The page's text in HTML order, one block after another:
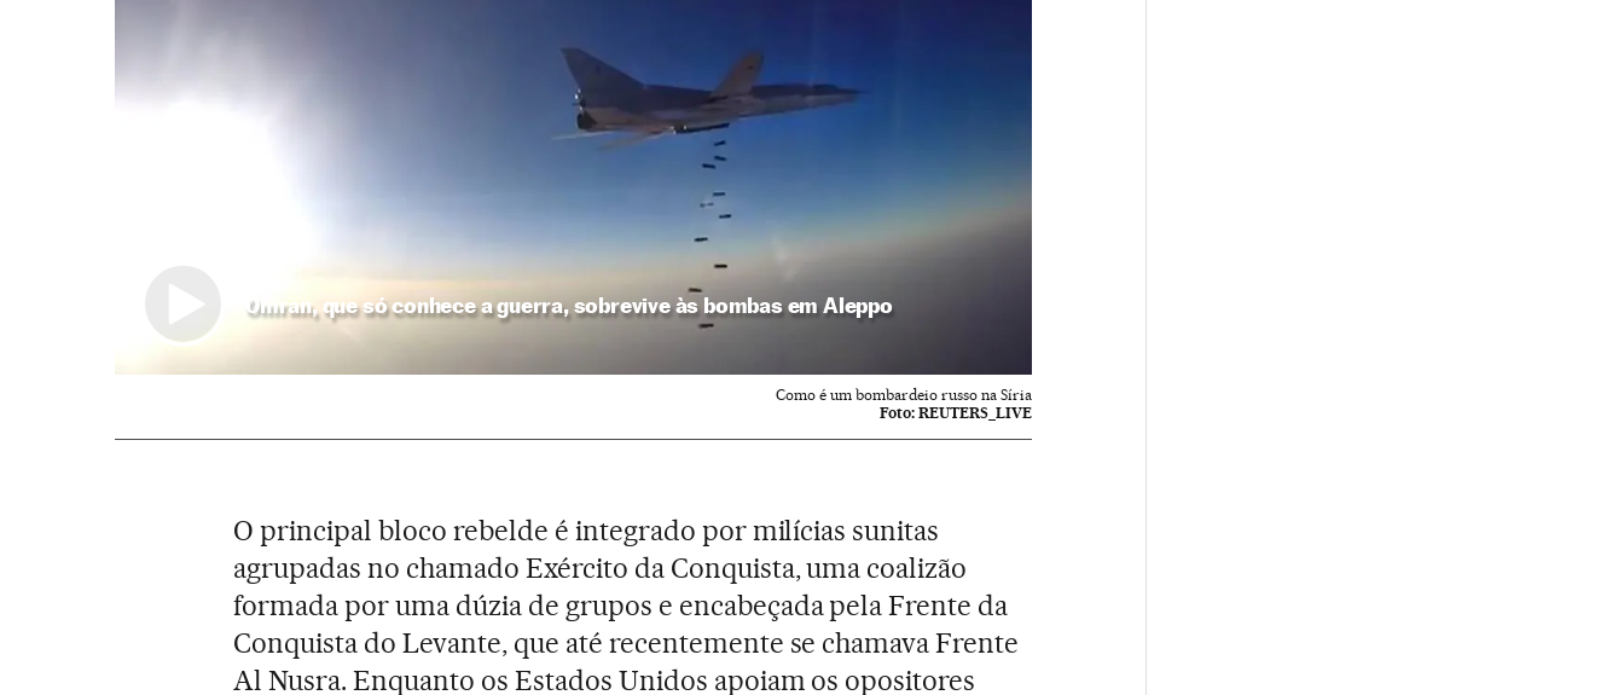
Omran, que só conhece a guerra, sobrevive às bombas em Aleppo
Como é um bombardeio russo na Síria
Foto: REUTERS_LIVE
O principal bloco rebelde é integrado por milícias sunitas
agrupadas no chamado Exército da Conquista, uma coalizão
formada por uma dúzia de grupos e encabeçada pela Frente da
Conquista do Levante, que até recentemente se chamava Frente
Al Nusra. Enquanto os Estados Unidos apoiam os opositores